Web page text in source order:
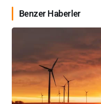
Benzer Haberler